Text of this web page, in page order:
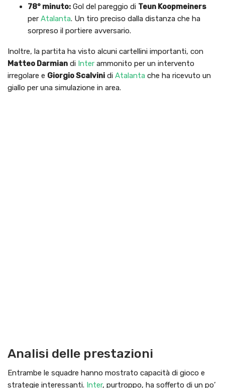
78° minuto: Gol del pareggio di Teun Koopmeiners
per Atalanta. Un tiro preciso dalla distanza che ha
sorpreso il portiere avversario.
Inoltre, la partita ha visto alcuni cartellini importanti, con
Matteo Darmian di Inter ammonito per un intervento
irregolare e Giorgio Scalvini di Atalanta che ha ricevuto un
giallo per una simulazione in area.
Analisi delle prestazioni
Entrambe le squadre hanno mostrato capacità di gioco e
strategie interessanti. Inter, purtroppo, ha sofferto di un po’